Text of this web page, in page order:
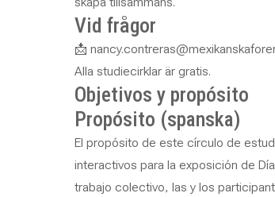
Vid frågor
📩
Alla studiecirklar är gratis.
Objetivos y propósito
Propósito (spanska)
El propósito de este círculo de
interactivos para la exposición de
trabajo colectivo, las y los